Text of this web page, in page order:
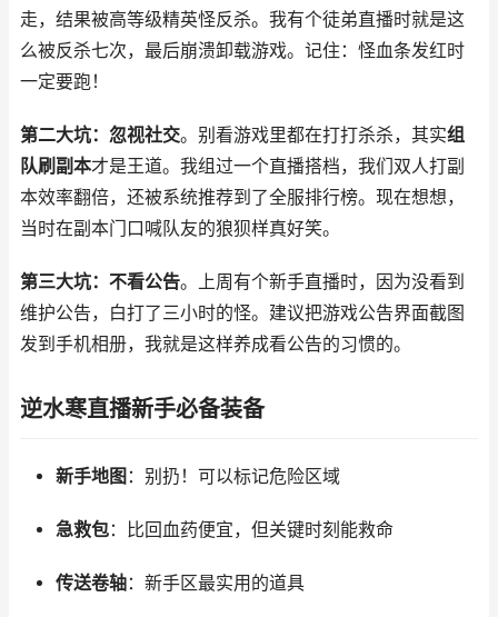
走，结果被高等级精英怪反杀。我有个徒弟直播时就是这
么被反杀七次，最后崩溃卸载游戏。记住：怪血条发红时
一定要跑！
第二大坑：忽视社交。别看游戏里都在打打杀杀，其实组
队刷副本才是王道。我组过一个直播搭档，我们双人打副
本效率翻倍，还被系统推荐到了全服排行榜。现在想想，
当时在副本门口喊队友的狼狈样真好笑。
第三大坑：不看公告。上周有个新手直播时，因为没看到
维护公告，白打了三小时的怪。建议把游戏公告界面截图
发到手机相册，我就是这样养成看公告的习惯的。
逆水寒直播新手必备装备
新手地图 ：别扔！可以标记危险区域
急救包：比回血药便宜，但关键时刻能救命
传送卷轴：新手区最实用的道具